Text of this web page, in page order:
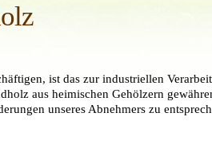
ist das zur industriellen
aus heimischen Gehölzern
unseres Abnehmers zu